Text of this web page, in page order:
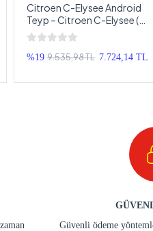
Citroen C-Elysee Android
Teyp – Citroen C-Elysee (
2012 - 2024 ) Oem Android
Multimedya – Citroen C-
Elysee Android OEM Double
%19 9.535,98 TL 7.724,14 TL
Güvenli ödeme